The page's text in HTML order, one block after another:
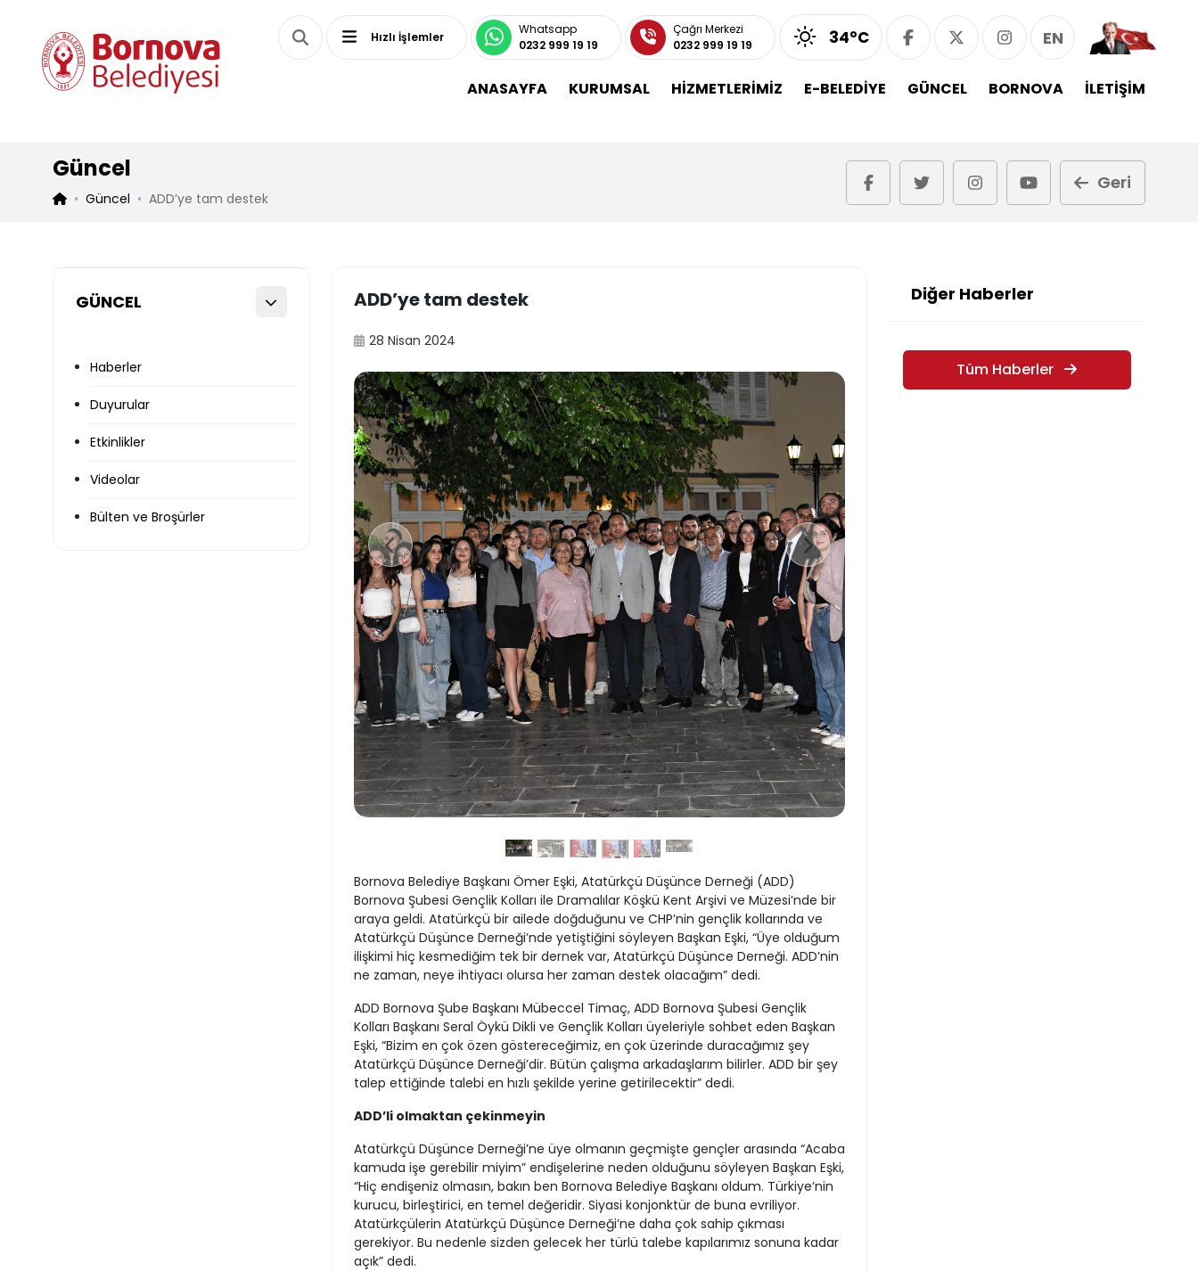
Hızlı İşlemler
Whatsapp
0232 999 19 19
Çağrı Merkezi
0232 999 19 19
34°C EN
ANASAYFA KURUMSAL HİZMETLERİMİZ E-BELEDİYE GÜNCEL BORNOVA İLETİŞİM
Güncel
Güncel ADD’ye tam destek
Geri
GÜNCEL
Haberler
Duyurular
Etkinlikler
Videolar
Bülten ve Broşürler
ADD’ye tam destek
28 Nisan 2024
Bornova Belediye Başkanı Ömer Eşki, Atatürkçü Düşünce Derneği (ADD)
Bornova Şubesi Gençlik Kolları ile Dramalılar Köşkü Kent Arşivi ve Müzesi’nde bir
araya geldi. Atatürkçü bir ailede doğduğunu ve CHP’nin gençlik kollarında ve
Atatürkçü Düşünce Derneği’nde yetiştiğini söyleyen Başkan Eşki, “Üye olduğum
ilişkimi hiç kesmediğim tek bir dernek var, Atatürkçü Düşünce Derneği. ADD’nin
ne zaman, neye ihtiyacı olursa her zaman destek olacağım” dedi.
ADD Bornova Şube Başkanı Mübeccel Timaç, ADD Bornova Şubesi Gençlik
Kolları Başkanı Seral Öykü Dikli ve Gençlik Kolları üyeleriyle sohbet eden Başkan
Eşki, “Bizim en çok özen göstereceğimiz, en çok üzerinde duracağımız şey
Atatürkçü Düşünce Derneği’dir. Bütün çalışma arkadaşlarım bilirler. ADD bir şey
talep ettiğinde talebi en hızlı şekilde yerine getirilecektir” dedi.
ADD’li olmaktan çekinmeyin
Atatürkçü Düşünce Derneği’ne üye olmanın geçmişte gençler arasında “Acaba
kamuda işe gerebilir miyim” endişelerine neden olduğunu söyleyen Başkan Eşki,
“Hiç endişeniz olmasın, bakın ben Bornova Belediye Başkanı oldum. Türkiye’nin
kurucu, birleştirici, en temel değeridir. Siyasi konjonktür de buna evriliyor.
Atatürkçülerin Atatürkçü Düşünce Derneği’ne daha çok sahip çıkması
gerekiyor. Bu nedenle sizden gelecek her türlü talebe kapılarımız sonuna kadar
açık” dedi.
Diğer Haberler
Tüm Haberler